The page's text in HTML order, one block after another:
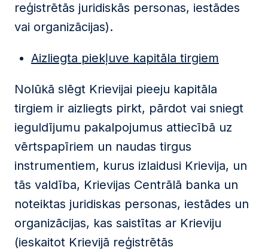
reģistrētās juridiskās personas, iestādes
vai organizācijas).
Aizliegta piekļuve kapitāla tirgiem
Nolūkā slēgt Krievijai pieeju kapitāla
tirgiem ir aizliegts pirkt, pārdot vai sniegt
ieguldījumu pakalpojumus attiecībā uz
vērtspapīriem un naudas tirgus
instrumentiem, kurus izlaidusi Krievija, un
tās valdība, Krievijas Centrālā banka un
noteiktas juridiskas personas, iestādes un
organizācijas, kas saistītas ar Krieviju
(ieskaitot Krievijā reģistrētās